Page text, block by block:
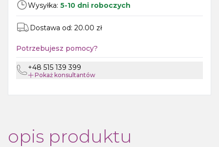
Wysyłka: 5-10 dni roboczych
Dostawa od: 20.00 zł
Potrzebujesz pomocy?
+48 515 139 399
Pokaż konsultantów
opis produktu